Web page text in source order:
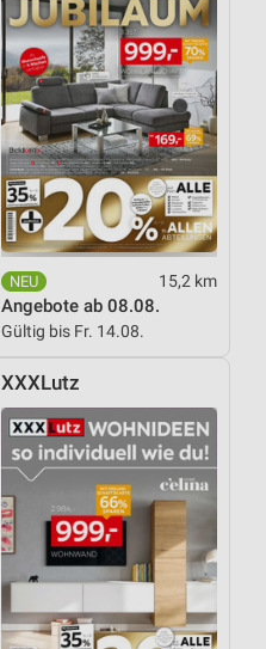
15,2 km
Angebote ab 08.08.
Gültig bis Fr. 14.08.
XXXLutz